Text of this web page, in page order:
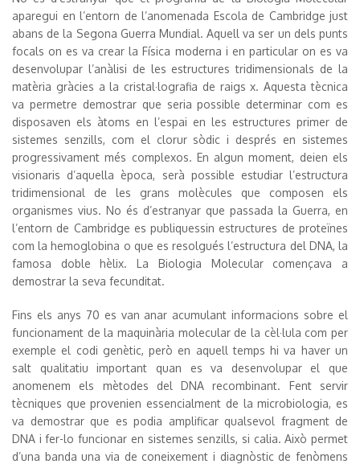
aparegui en l’entorn de l’anomenada Escola de Cambridge just
abans de la Segona Guerra Mundial. Aquell va ser un dels punts
focals on es va crear la Física moderna i en particular on es va
desenvolupar l’anàlisi de les estructures tridimensionals de la
matèria gràcies a la cristal·lografia de raigs x. Aquesta tècnica
va permetre demostrar que seria possible determinar com es
disposaven els àtoms en l’espai en les estructures primer de
sistemes senzills, com el clorur sòdic i després en sistemes
progressivament més complexos. En algun moment, deien els
visionaris d’aquella època, serà possible estudiar l’estructura
tridimensional de les grans molècules que composen els
organismes vius. No és d’estranyar que passada la Guerra, en
l’entorn de Cambridge es publiquessin estructures de proteïnes
com la hemoglobina o que es resolgués l’estructura del DNA, la
famosa doble hèlix. La Biologia Molecular començava a
demostrar la seva fecunditat.
Fins els anys 70 es van anar acumulant informacions sobre el
funcionament de la maquinària molecular de la cèl·lula com per
exemple el codi genètic, però en aquell temps hi va haver un
salt qualitatiu important quan es va desenvolupar el que
anomenem els mètodes del DNA recombinant. Fent servir
tècniques que provenien essencialment de la microbiologia, es
va demostrar que es podia amplificar qualsevol fragment de
DNA i fer-lo funcionar en sistemes senzills, si calia. Això permet
d’una banda una via de coneixement i diagnòstic de fenòmens